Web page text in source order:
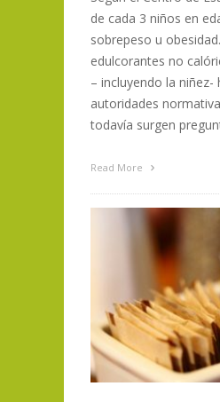
de cada 3 niños en
sobrepeso u
edulcorantes no
– incluyendo la
autoridades
todavía surgen
Read More